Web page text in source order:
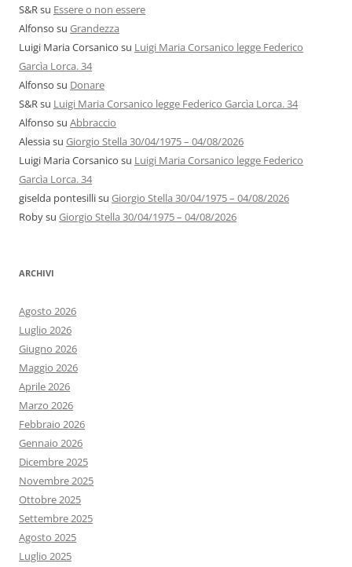
S&Rsu Essere o non essere
Alfonso su Grandezza
Luigi Maria Corsanico su Luigi Maria Corsanico legge Federico
Garcìa Lorca. 34
Alfonso su Donare
S&Rsu Luigi Maria Corsanico legge Federico Garcìa Lorca. 34
Alfonso su Abbraccio
Alessiasu Giorgio Stella 30/04/1975 – 04/08/2026
Luigi Maria Corsanico su Luigi Maria Corsanico legge Federico
Garcìa Lorca. 34
giselda pontesillisu Giorgio Stella 30/04/1975 – 04/08/2026
Robysu Giorgio Stella 30/04/1975 – 04/08/2026
ARCHIVI
Agosto 2026
Luglio 2026
Giugno 2026
Maggio 2026
Aprile 2026
Marzo 2026
Febbraio 2026
Gennaio 2026
Dicembre 2025
Novembre 2025
Ottobre 2025
Settembre 2025
Agosto 2025
Luglio 2025